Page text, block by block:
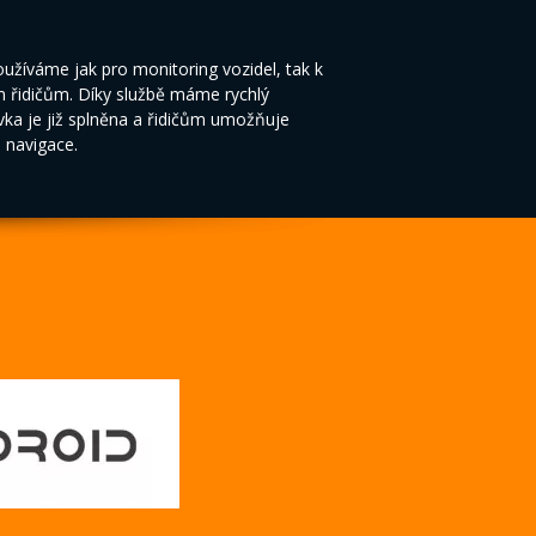
jak pro monitoring vozidel, tak k
řidičům. Díky službě máme rychlý
je již splněna a řidičům umožňuje